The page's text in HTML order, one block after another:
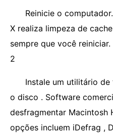
Reinicie o
X realiza limpeza de
sempre que você reiniciar.
2
Instale um utilitário
o disco . Software
desfragmentar Macintosh
opções incluem iDefrag ,